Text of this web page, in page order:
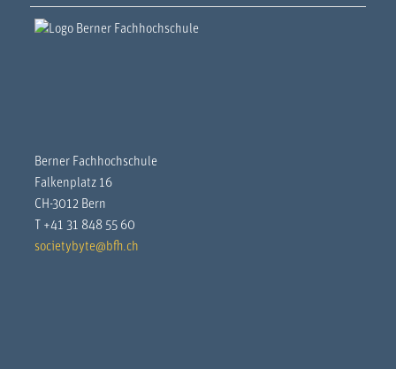
Berner Fachhochschule
Falkenplatz 16
CH-3012 Bern
T +41 31 848 55 60
societybyte@bfh.ch